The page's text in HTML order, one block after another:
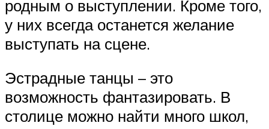
родным о выступлении. Кроме того,
у них всегда останется желание
выступать на сцене.
Эстрадные танцы – это
возможность фантазировать. В
столице можно найти много школ,